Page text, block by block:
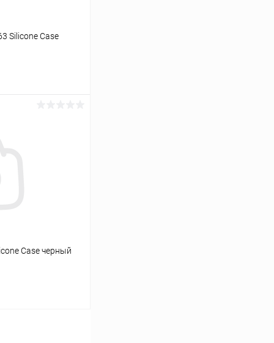
Silicone Case
Case черный